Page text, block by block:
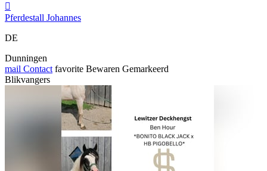

Pferdestall Johannes
DE
Dunningen
mail Contact favorite Bewaren Gemarkeerd
Blikvangers